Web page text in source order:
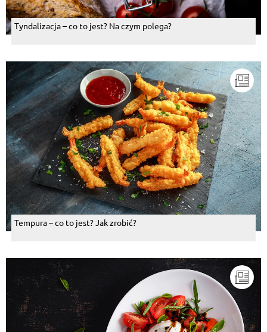
Tyndalizacja – co to jest? Na czym polega?
Tempura – co to jest? Jak zrobić?